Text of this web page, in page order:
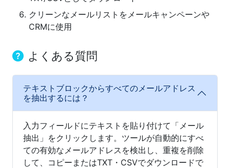
クリーンなメールリストをメールキャンペーンや
CRMに使用
よくある質問
テキストブロックからすべてのメールアドレス
を抽出するには？
入力フィールドにテキストを貼り付けて「メール
抽出」をクリックします。ツールが自動的にすべ
ての有効なメールアドレスを検出し、重複を削除
して、コピーまたはTXT・CSVでダウンロードで